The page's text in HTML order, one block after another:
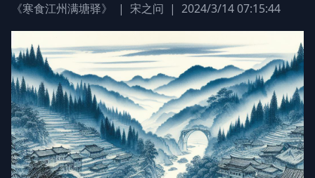
《寒食江州满塘驿》 | 宋之问 | 2024/3/14 07:15:44